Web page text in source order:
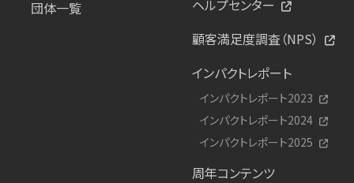
団体一覧
ヘルプセンター
顧客満足度調査（NPS）
インパクトレポート
インパクトレポート2023
インパクトレポート2024
インパクトレポート2025
周年コンテンツ